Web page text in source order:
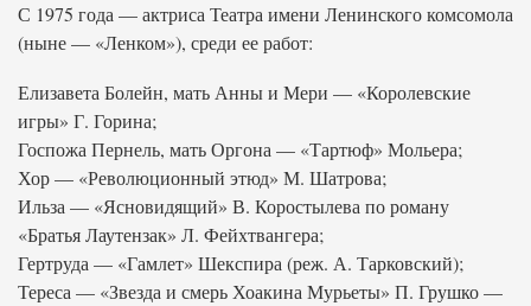
С 1975 года — актриса Театра имени Ленинского комсомола
(ныне — «Ленком»), среди ее работ:
Елизавета Болейн, мать Анны и Мери — «Королевские
игры» Г. Горина;
Госпожа Пернель, мать Оргона — «Тартюф» Мольера;
Хор — «Революционный этюд» М. Шатрова;
Ильза — «Ясновидящий» В. Коростылева по роману
«Братья Лаутензак» Л. Фейхтвангера;
Гертруда — «Гамлет» Шекспира (реж. А. Тарковский);
Тереса — «Звезда и смерь Хоакина Мурьеты» П. Грушко —